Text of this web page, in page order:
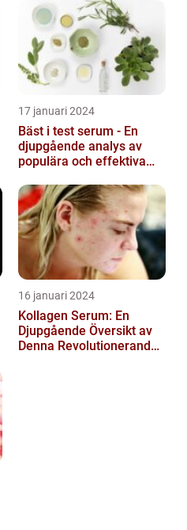
17 januari 2024
Bäst i test serum - En
djupgående analys av
populära och effektiva
16 januari 2024
Kollagen Serum: En
Djupgående Översikt av
Denna Revolutionerande